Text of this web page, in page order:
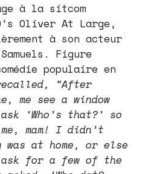
à la sitcom
Oliver At Large,
à son acteur
Figure
populaire en
“After
me see a window
‘Who’s that?’ so
mam! I didn’t
was at home, or else
ask for a few of the